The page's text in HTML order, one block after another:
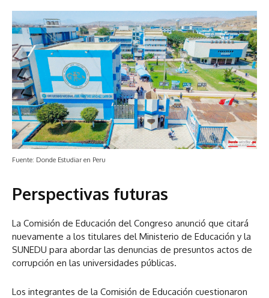
Fuente: Donde Estudiar en Peru
Perspectivas futuras
La Comisión de Educación del Congreso anunció que citará
nuevamente a los titulares del Ministerio de Educación y la
SUNEDU para abordar las denuncias de presuntos actos de
corrupción en las universidades públicas.
Los integrantes de la Comisión de Educación cuestionaron